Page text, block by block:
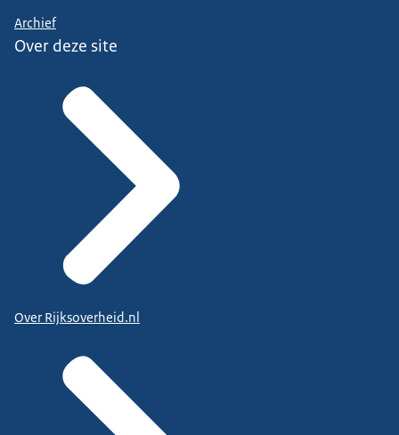
Archief
Over deze site
Over Rijksoverheid.nl